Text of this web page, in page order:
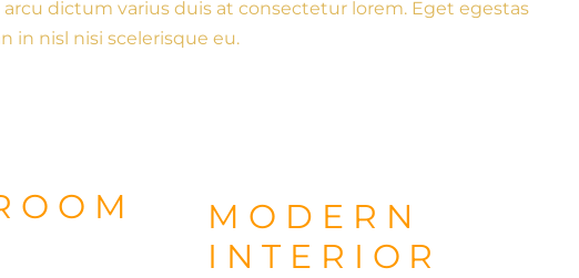
dictum varius duis at consectetur lorem. Eget egestas
in nisl nisi scelerisque eu.
MODERN
INTERIOR